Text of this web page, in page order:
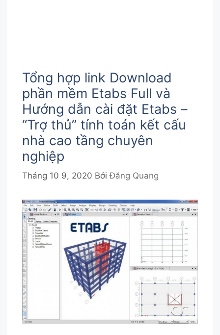
Tổng hợp link Download
phần mềm Etabs Full và
Hướng dẫn cài đặt Etabs –
“Trợ thủ” tính toán kết cấu
nhà cao tầng chuyên
nghiệp
Tháng 10 9, 2020 BởiĐăng Quang